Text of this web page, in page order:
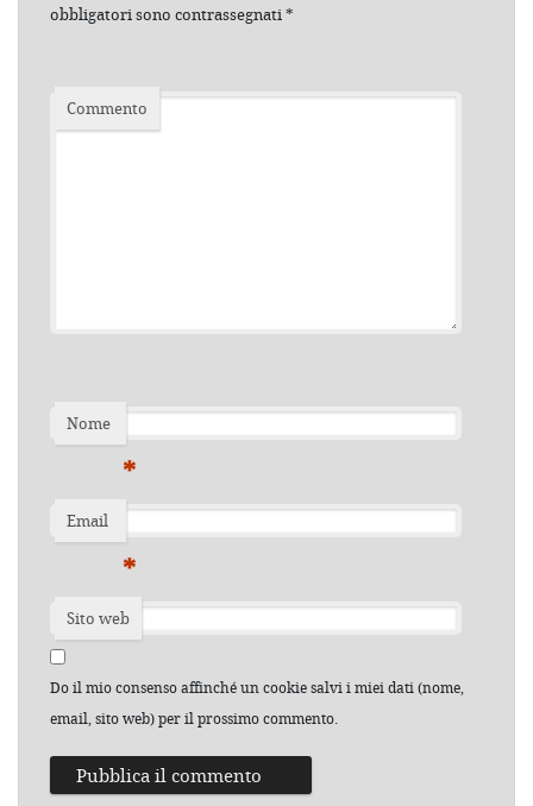
obbligatori sono contrassegnati *
Commento
Nome
*
Email
*
Sito web
Do il mio consenso affinché un cookie salvi i miei dati (nome,
email, sito web) per il prossimo commento.